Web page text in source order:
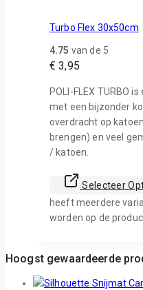
Turbo Flex 30x50cm
4.75 van de 5
€ 3,95
POLI-FLEX TURBO
met een bijzonder
overdracht op
brengen) en veel
/ katoen.
Selecteer
heeft meerdere
worden op de
Hoogst gewaardeerde